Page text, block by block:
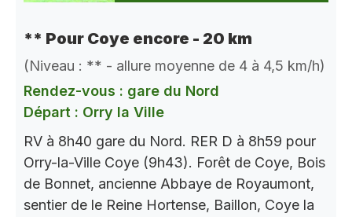
** Pour Coye encore - 20 km
(Niveau : ** - allure moyenne de 4 à 4,5 km/h)
Rendez-vous : gare du Nord
Départ : Orry la Ville
RV à 8h40 gare du Nord. RER D à 8h59 pour
Orry-la-Ville Coye (9h43). Forêt de Coye, Bois
de Bonnet, ancienne Abbaye de Royaumont,
sentier de le Reine Hortense, Baillon, Coye la